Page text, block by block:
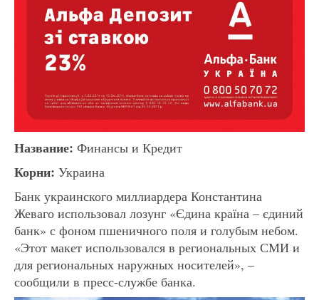
Название: Финансы и Кредит
Корни: Украина
Банк украинского миллиардера Константина
Жеваго использовал лозунг «Єдина країна – єдиний
банк» с фоном пшеничного поля и голубым небом.
«Этот макет использовался в региональных СМИ и
для региональных наружных носителей», –
сообщили в пресс-службе банка.